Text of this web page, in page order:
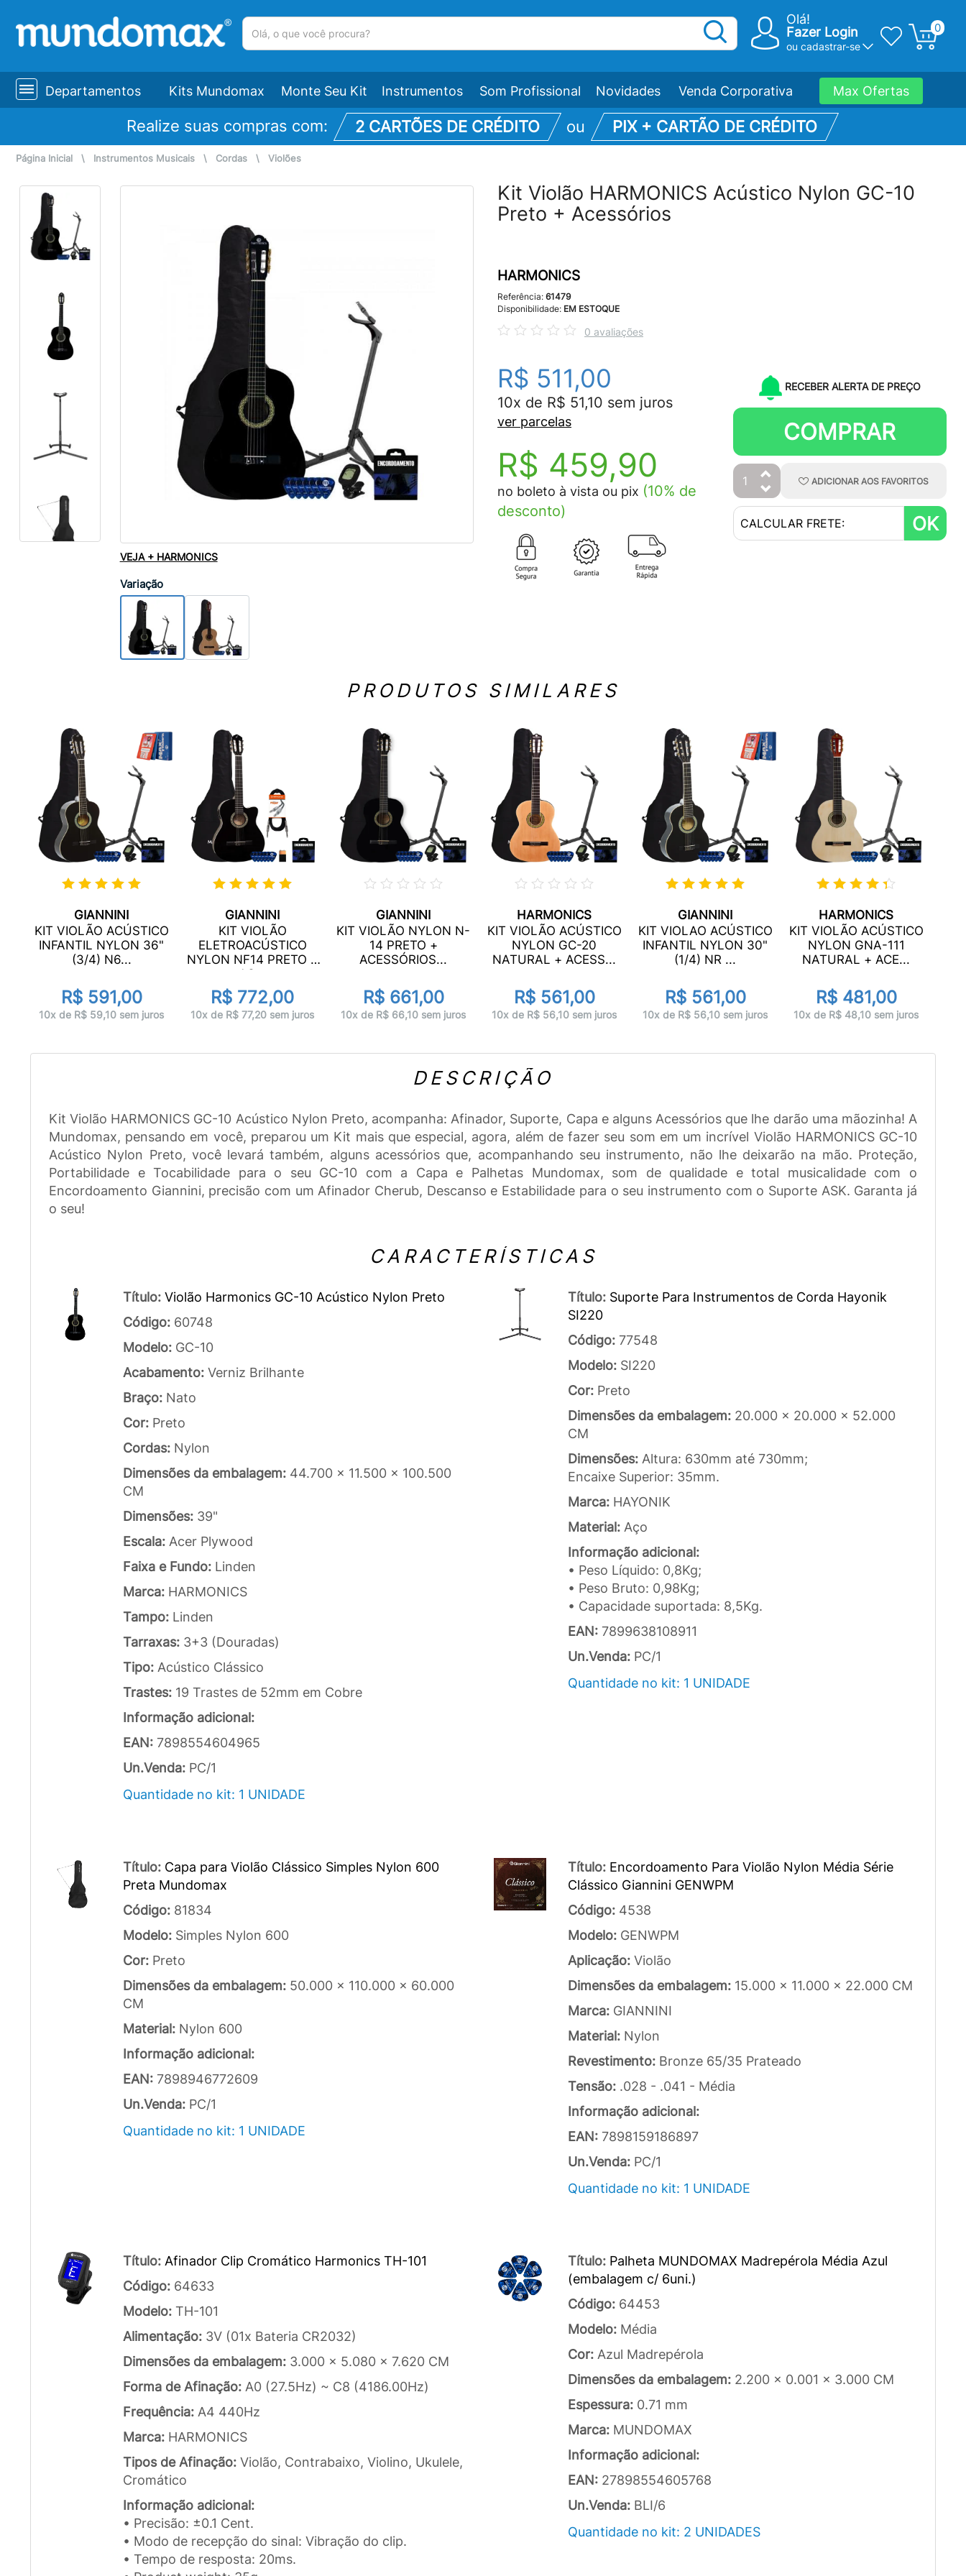
Olá!
Fazer Login
ou cadastrar-se
0
Departamentos Kits Mundomax Monte Seu Kit Instrumentos Som Profissional Novidades Venda Corporativa Max Ofertas
Realize suas compras com: 2 CARTÕES DE CRÉDITO ou PIX + CARTÃO DE CRÉDITO
Página Inicial \ Instrumentos Musicais \ Cordas \ Violões
VEJA + HARMONICS
Variação
Kit Violão HARMONICS Acústico Nylon GC-10
Preto + Acessórios
HARMONICS
Referência: 61479
Disponibilidade: EM ESTOQUE
0 avaliações
R$ 511,00
10x de R$ 51,10 sem juros
ver parcelas
R$ 459,90
no boleto à vista ou pix (10% de
desconto)
RECEBER ALERTA DE PREÇO
COMPRAR
ADICIONAR AOSFAVORITOS
OK
PRODUTOS SIMILARES
GIANNINI
KIT VIOLÃO ACÚSTICO
INFANTIL NYLON 36"
(3/4) N6...
R$ 591,00
10x de R$ 59,10 sem juros
GIANNINI
KIT VIOLÃO
ELETROACÚSTICO
NYLON NF14 PRETO +
AC...
R$ 772,00
10x de R$ 77,20 sem juros
GIANNINI
KIT VIOLÃO NYLON N-
14 PRETO +
ACESSÓRIOS...
R$ 661,00
10x de R$ 66,10 sem juros
HARMONICS
KIT VIOLÃO ACÚSTICO
NYLON GC-20
NATURAL + ACESS...
R$ 561,00
10x de R$ 56,10 sem juros
GIANNINI
KIT VIOLAO ACÚSTICO
INFANTIL NYLON 30"
(1/4) NR ...
R$ 561,00
10x de R$ 56,10 sem juros
HARMONICS
KIT VIOLÃO ACÚSTICO
NYLON GNA-111
NATURAL + ACE...
R$ 481,00
10x de R$ 48,10 sem juros
DESCRIÇÃO
Kit Violão HARMONICS GC-10 Acústico Nylon Preto, acompanha: Afinador, Suporte, Capa e alguns Acessórios que lhe darão uma mãozinha! A
Mundomax, pensando em você, preparou um Kit mais que especial, agora, além de fazer seu som em um incrível Violão HARMONICS GC-10
Acústico Nylon Preto, você levará também, alguns acessórios que, acompanhando seu instrumento, não lhe deixarão na mão. Proteção,
Portabilidade e Tocabilidade para o seu GC-10 com a Capa e Palhetas Mundomax, som de qualidade e total musicalidade com o
Encordoamento Giannini, precisão com um Afinador Cherub, Descanso e Estabilidade para o seu instrumento com o Suporte ASK. Garanta já
o seu!
CARACTERÍSTICAS
Título:Violão Harmonics GC-10 Acústico Nylon Preto
Código: 60748
Modelo: GC-10
Acabamento:Verniz Brilhante
Braço: Nato
Cor: Preto
Cordas: Nylon
Dimensões da embalagem: 44.700 x 11.500 x 100.500
CM
Dimensões: 39"
Escala: Acer Plywood
Faixa e Fundo: Linden
Marca: HARMONICS
Tampo: Linden
Tarraxas: 3+3 (Douradas)
Tipo: Acústico Clássico
Trastes: 19 Trastes de 52mm em Cobre
Informação adicional:
EAN: 7898554604965
Un.Venda: PC/1
Quantidade no kit: 1 UNIDADE
Título: Suporte Para Instrumentos de Corda Hayonik
SI220
Código: 77548
Modelo: SI220
Cor: Preto
Dimensões da embalagem: 20.000 x 20.000 x 52.000
CM
Dimensões: Altura: 630mm até 730mm;
Encaixe Superior: 35mm.
Marca: HAYONIK
Material: Aço
Informação adicional:
• Peso Líquido: 0,8Kg;
• Peso Bruto: 0,98Kg;
• Capacidade suportada: 8,5Kg.
EAN: 7899638108911
Un.Venda: PC/1
Quantidade no kit: 1 UNIDADE
Título: Capa para Violão Clássico Simples Nylon 600
Preta Mundomax
Código: 81834
Modelo: Simples Nylon 600
Cor: Preto
Dimensões da embalagem: 50.000 x 110.000 x 60.000
CM
Material: Nylon 600
Informação adicional:
EAN: 7898946772609
Un.Venda: PC/1
Quantidade no kit: 1 UNIDADE
Título: Encordoamento Para Violão Nylon Média Série
Clássico Giannini GENWPM
Código: 4538
Modelo: GENWPM
Aplicação:Violão
Dimensões da embalagem: 15.000 x 11.000 x 22.000 CM
Marca: GIANNINI
Material: Nylon
Revestimento: Bronze 65/35 Prateado
Tensão: .028 - .041 - Média
Informação adicional:
EAN: 7898159186897
Un.Venda: PC/1
Quantidade no kit: 1 UNIDADE
Título: Afinador Clip Cromático Harmonics TH-101
Código: 64633
Modelo: TH-101
Alimentação: 3V (01x Bateria CR2032)
Dimensões da embalagem: 3.000 x 5.080 x 7.620 CM
Forma de Afinação: A0 (27.5Hz) ~ C8 (4186.00Hz)
Frequência: A4 440Hz
Marca: HARMONICS
Tipos de Afinação:Violão, Contrabaixo, Violino, Ukulele,
Cromático
Informação adicional:
• Precisão: ±0.1 Cent.
• Modo de recepção do sinal: Vibração do clip.
• Tempo de resposta: 20ms.
Título: Palheta MUNDOMAX Madrepérola Média Azul
(embalagem c/ 6uni.)
Código: 64453
Modelo: Média
Cor: Azul Madrepérola
Dimensões da embalagem: 2.200 x 0.001 x 3.000 CM
Espessura: 0.71 mm
Marca: MUNDOMAX
Informação adicional:
EAN: 27898554605768
Un.Venda: BLI/6
Quantidade no kit: 2 UNIDADES